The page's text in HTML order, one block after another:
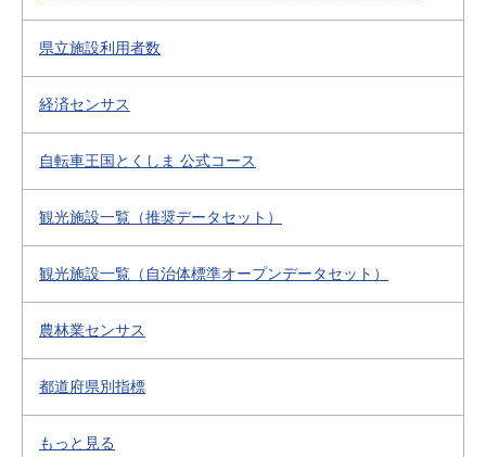
県立施設利用者数
経済センサス
自転車王国とくしま 公式コース
観光施設一覧（推奨データセット）
観光施設一覧（自治体標準オープンデータセット）
農林業センサス
都道府県別指標
もっと見る